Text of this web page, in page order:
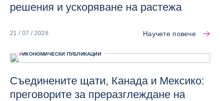
решения и ускоряване на растежа
21 / 07 / 2026 Научете повече
#ИКОНОМИЧЕСКИ ПУБЛИКАЦИИ
Съединените щати, Канада и Мексико:
преговорите за преразглеждане на